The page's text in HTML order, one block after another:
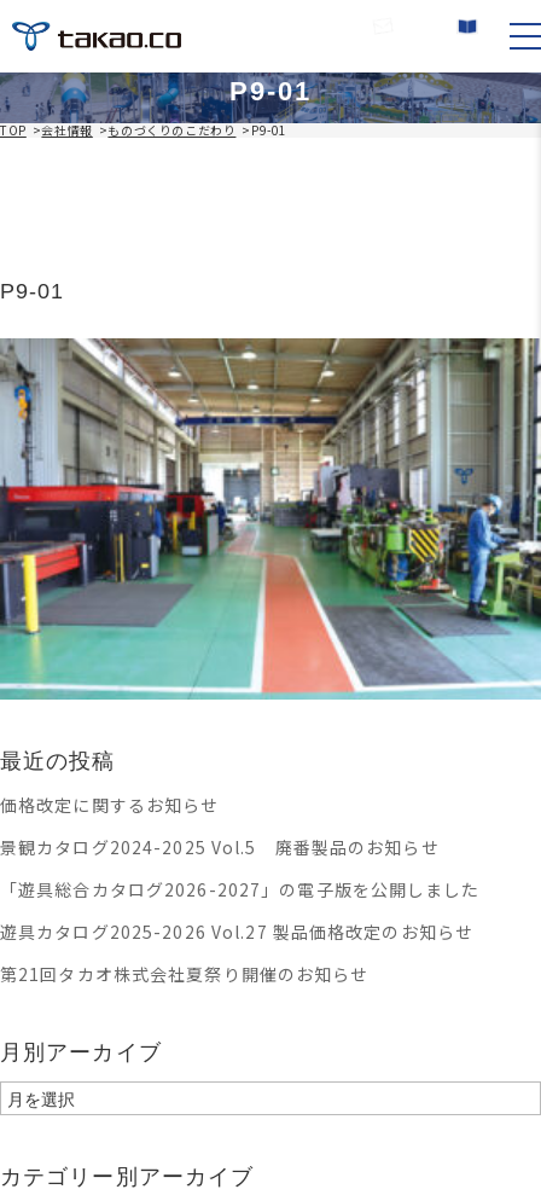
P9-01
TOP >会社情報 >ものづくりのこだわり > P9-01
P9-01
最近の投稿
価格改定に関するお知らせ
景観カタログ2024-2025 Vol.5 廃番製品のお知らせ
「遊具総合カタログ2026-2027」の電子版を公開しました
遊具カタログ2025-2026 Vol.27 製品価格改定のお知らせ
第21回タカオ株式会社夏祭り開催のお知らせ
月別アーカイブ
月
カテゴリー別アーカイブ